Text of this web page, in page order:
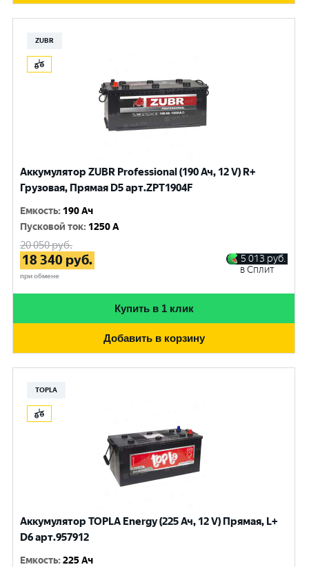
ZUBR
Аккумулятор ZUBR Professional (190 Ач, 12 V) R+
Грузовая, Прямая D5 арт.ZPT1904F
Емкость: 190 Ач
Пусковой ток: 1250 A
20 050руб.
18 340 руб.
при обмене
5 013 руб.
в Сплит
Купить в 1 клик
Добавить в корзину
TOPLA
Аккумулятор TOPLA Energy (225 Ач, 12 V) Прямая, L+
D6 арт.957912
Емкость:225 Ач